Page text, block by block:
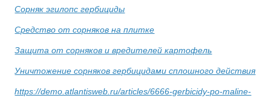
Сорняк эгилопс гербициды
Средство от сорняков на плитке
Защита от сорняков и вредителей картофель
Уничтожение сорняков гербицидами сплошного действия
https://demo.atlantisweb.ru/articles/6666-gerbicidy-po-maline-